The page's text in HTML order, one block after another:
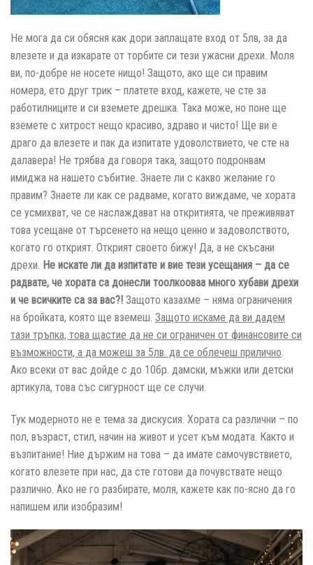
Не мога да си обясня как дори заплащате вход от 5лв, за да
влезете и да изкарате от торбите си тези ужасни дрехи. Моля
ви, по-добре не носете нищо! Защото, ако ще си правим
номера, ето друг трик – платете вход, кажете, че сте за
работилниците и си вземете дрешка. Така може, но поне ще
вземете с хитрост нещо красиво, здраво и чисто! Ще ви е
драго да влезете и пак да изпитате удоволствието, че сте на
далавера! Не трябва да говоря така, защото подронвам
имиджа на нашето събитие. Знаете ли с какво желание го
правим? Знаете ли как се радваме, когато виждаме, че хората
се усмихват, че се наслаждават на откритията, че преживяват
това усещане от търсенето на нещо ценно и задоволството,
когато го открият. Открият своето бижу! Да, а не скъсани
дрехи. Не искате ли да изпитате и вие тези усещания – да се
радвате, че хората са донесли тоолкооваа много хубави дрехи
и че всичките са за вас?! Защото казахме – няма ограничения
на бройката, която ще вземеш. Защото искаме да ви дадем
тази тръпка, това щастие да не си ограничен от финансовите си
възможности, а да можеш за 5лв. да се облечеш прилично
Ако всеки от вас дойде с до 10бр. дамски, мъжки или детски
артикула, това със сигурност ще се случи.
Тук модерното не е тема за дискусия. Хората са различни – по
пол, възраст, стил, начин на живот и усет към модата. Както и
възпитание! Ние държим на това – да имате самочувствието,
когато влезете при нас, да сте готови да почувствате нещо
различно. Ако не го разбирате, моля, кажете как по-ясно да го
напишем или изобразим!